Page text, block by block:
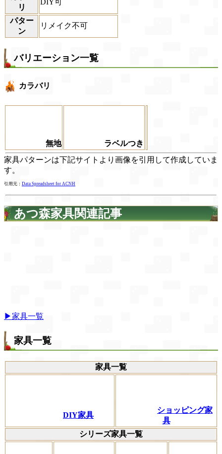
リ
DIY可
パター
ン
リメイク不可
バリエーション一覧
カラバリ
無地
ラベルつき
家具パターンは下記サイトより画像を引用して作成していま
す。
引用元： Data Spreadsheet for ACNH
あつ森家具関連記事
▶家具一覧
家具一覧
家具一覧
DIY家具
ショッピング家
具
シリーズ家具一覧